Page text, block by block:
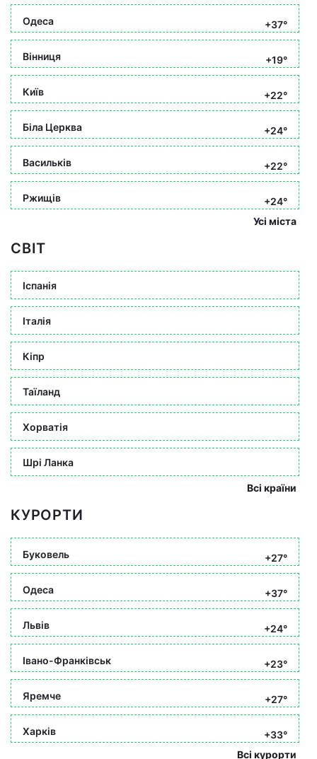
Одеса +37°
Вінниця +19°
Київ +22°
Біла Церква +24°
Васильків +22°
Ржищів
+24°
Усі міста
СВІТ
Іспанія
Італія
Кіпр
Таїланд
Хорватія
Шрі Ланка
Всі країни
КУРОРТИ
Буковель +27°
Одеса +37°
Львів +24°
Івано-Франківськ +23°
Яремче +27°
Харків
+33°
Всі курорти